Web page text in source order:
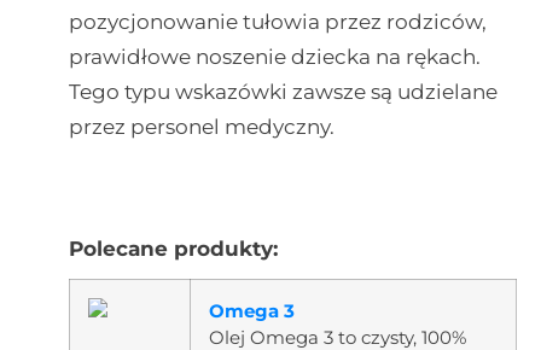
pozycjonowanie tułowia przez rodziców,
prawidłowe noszenie dziecka na rękach.
Tego typu wskazówki zawsze są udzielane
przez personel medyczny.
Polecane produkty:
Omega 3
Olej Omega 3 to czysty, 100%